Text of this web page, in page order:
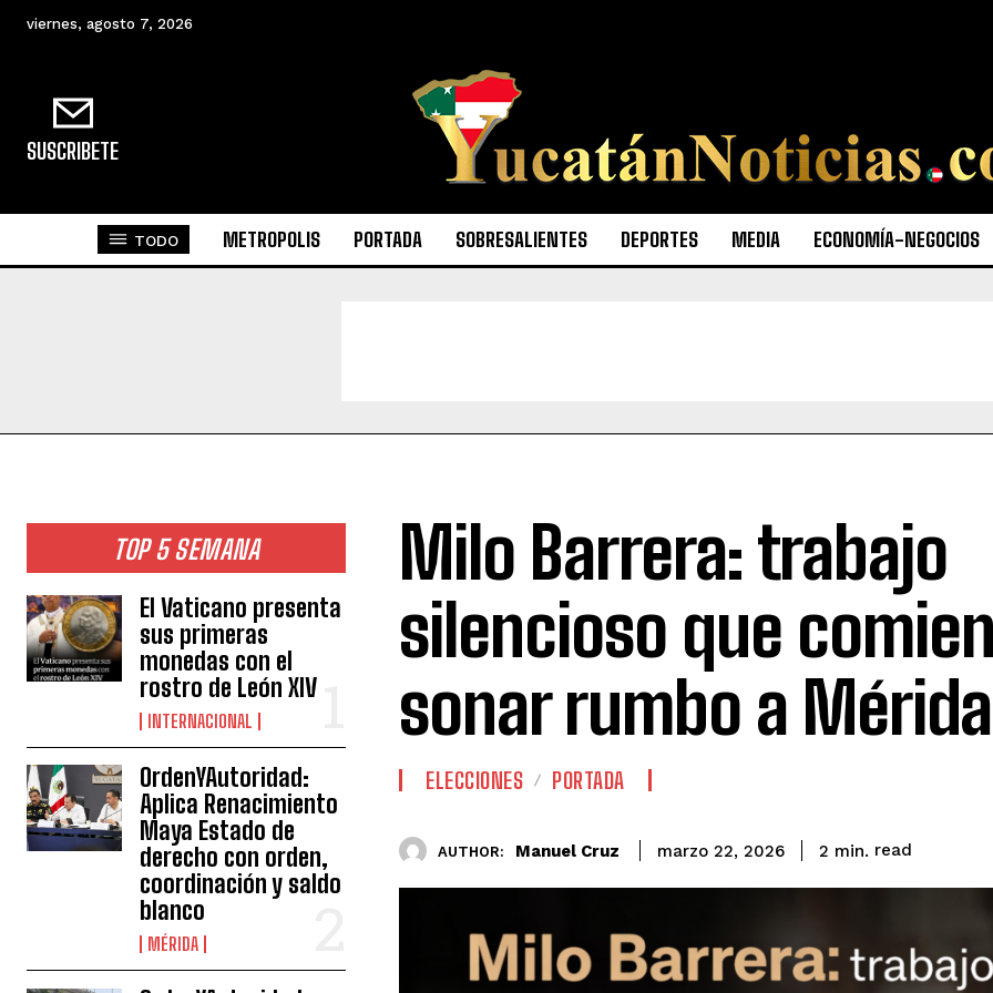
viernes, agosto 7, 2026
SUSCRIBETE
TODO METROPOLIS PORTADA SOBRESALIENTES DEPORTES MEDIA ECONOMÍA-NEGOCIOS
TOP 5 SEMANA
El Vaticano presenta
sus primeras
monedas con el
rostro de León XIV
INTERNACIONAL
OrdenYAutoridad:
Aplica Renacimiento
Maya Estado de
derecho con orden,
coordinación y saldo
blanco
MÉRIDA
Milo Barrera: trabajo
silencioso que
sonar rumbo a Mérida
ELECCIONES PORTADA
AUTHOR: Manuel Cruz marzo 22, 2026 2 min. read